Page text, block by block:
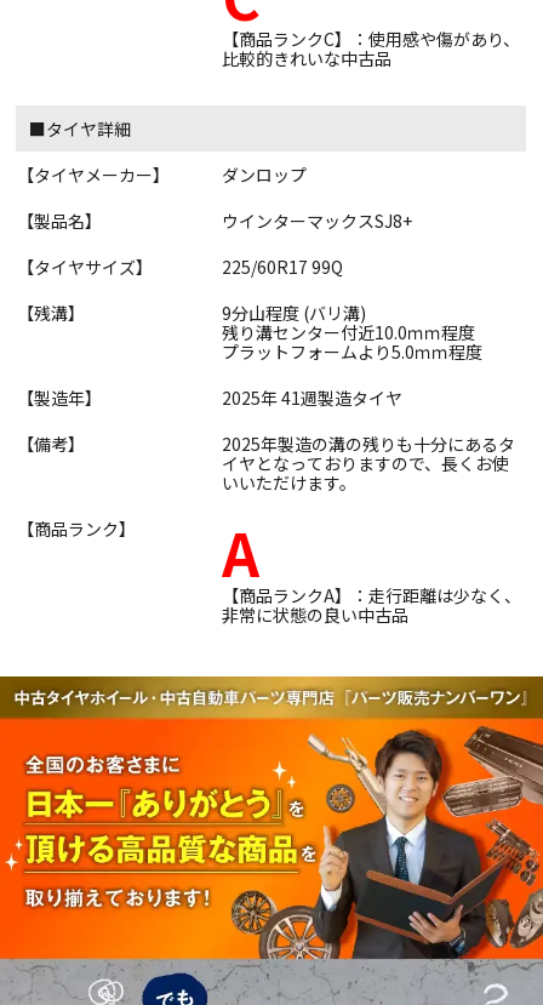
【商品ランクC】：使用感や傷があり、
比較的きれいな中古品
■タイヤ詳細
【タイヤメーカー】
ダンロップ
【製品名】
ウインターマックスSJ8+
【タイヤサイズ】
225/60R17 99Q
【残溝】
9分山程度 (バリ溝)
残り溝センター付近10.0ｍｍ程度
プラットフォームより5.0ｍｍ程度
【製造年】
2025年 41週製造タイヤ
【備考】
2025年製造の溝の残りも十分にあるタ
イヤとなっておりますので、長くお使
いいただけます。
【商品ランク】
A
【商品ランクA】：走行距離は少なく、
非常に状態の良い中古品